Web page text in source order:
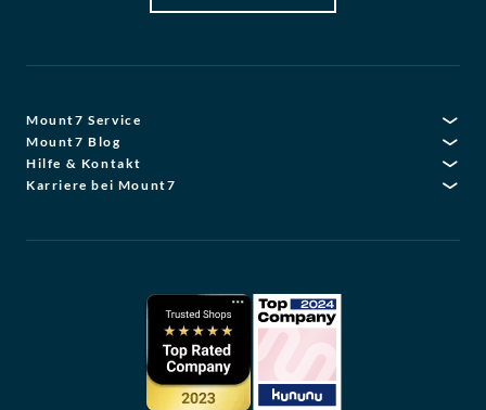
Mount7 Service
Mount7 Blog
Hilfe & Kontakt
Karriere bei Mount7